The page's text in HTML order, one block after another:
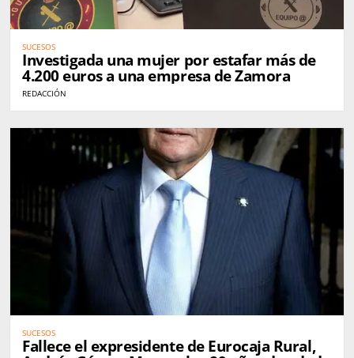
SUCESOS
Investigada una mujer por estafar más de
4.200 euros a una empresa de Zamora
REDACCIÓN
SUCESOS
Fallece el expresidente de Eurocaja Rural,